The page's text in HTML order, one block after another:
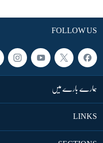
FOLLOW US
ہمارے بارے میں
LINKS